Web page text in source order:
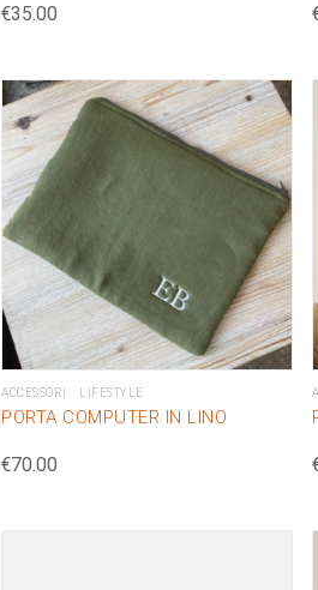
€35.00
ACCESSORI LIFESTYLE
PORTA COMPUTER IN LINO
€70.00